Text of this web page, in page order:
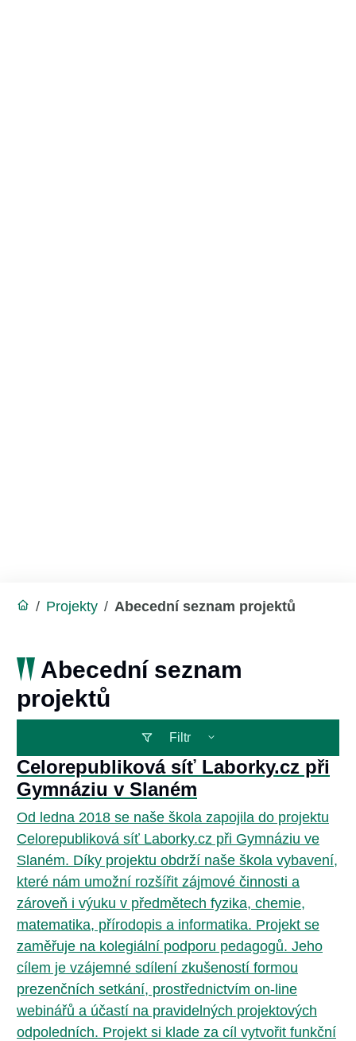
/ Projekty / Abecední seznam projektů
Abecední seznam
projektů
Filtr
Celorepubliková síť Laborky.cz při
Gymnáziu v Slaném
Od ledna 2018 se naše škola zapojila do projektu
Celorepubliková síť Laborky.cz při Gymnáziu ve
Slaném. Díky projektu obdrží naše škola vybavení,
které nám umožní rozšířit zájmové činnosti a
zároveň i výuku v předmětech fyzika, chemie,
matematika, přírodopis a informatika. Projekt se
zaměřuje na kolegiální podporu pedagogů. Jeho
cílem je vzájemné sdílení zkušeností formou
prezenčních setkání, prostřednictvím on-line
webinářů a účastí na pravidelných projektových
odpoledních. Projekt si klade za cíl vytvořit funkční